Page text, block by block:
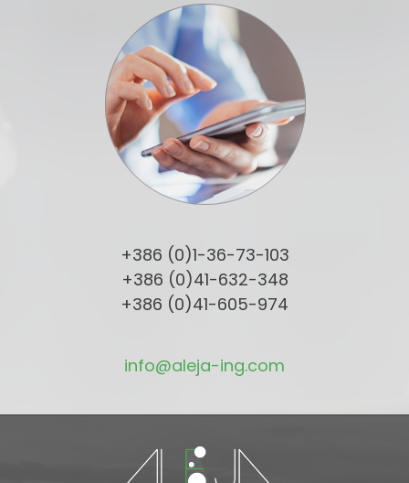
+386 (0)1-36-73-103
+386 (0)41-632-348
+386 (0)41-605-974
info@aleja-ing.com